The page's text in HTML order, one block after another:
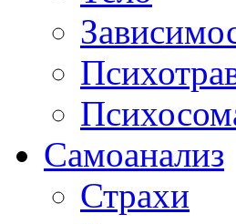
Самоанализ
Страхи